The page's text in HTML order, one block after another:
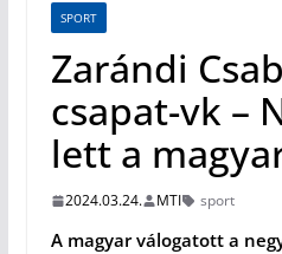
SPORT
Zarándi
csapat-vk –
lett a
2024.03.24. MTI sport
A magyar válogatott a